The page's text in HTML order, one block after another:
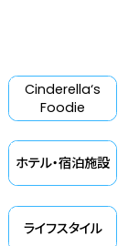
Cinderella‘s
Foodie
ホテル・宿泊施設
ライフスタイル